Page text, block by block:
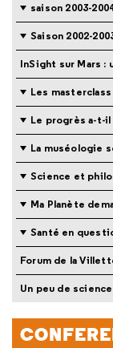
saison 2003-
Saison 2002-
InSight sur Mars :
Les masterclass
Le progrès a-t-il
La muséologie
Science et
Ma Planète
Santé en
Forum de la
Un peu de